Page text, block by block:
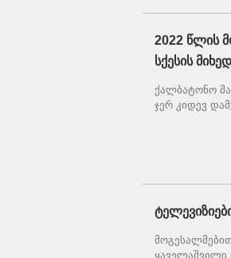
2022 წლის
სქესის
ქალბატონო
ჯერ კიდევ
ყაველაშვილი